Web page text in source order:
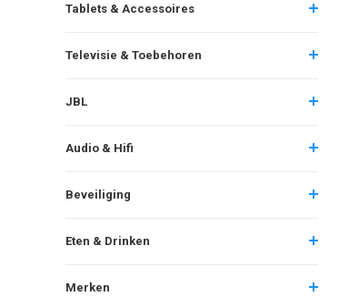
Tablets & Accessoires
Televisie & Toebehoren
JBL
Audio & Hifi
Beveiliging
Eten & Drinken
Merken